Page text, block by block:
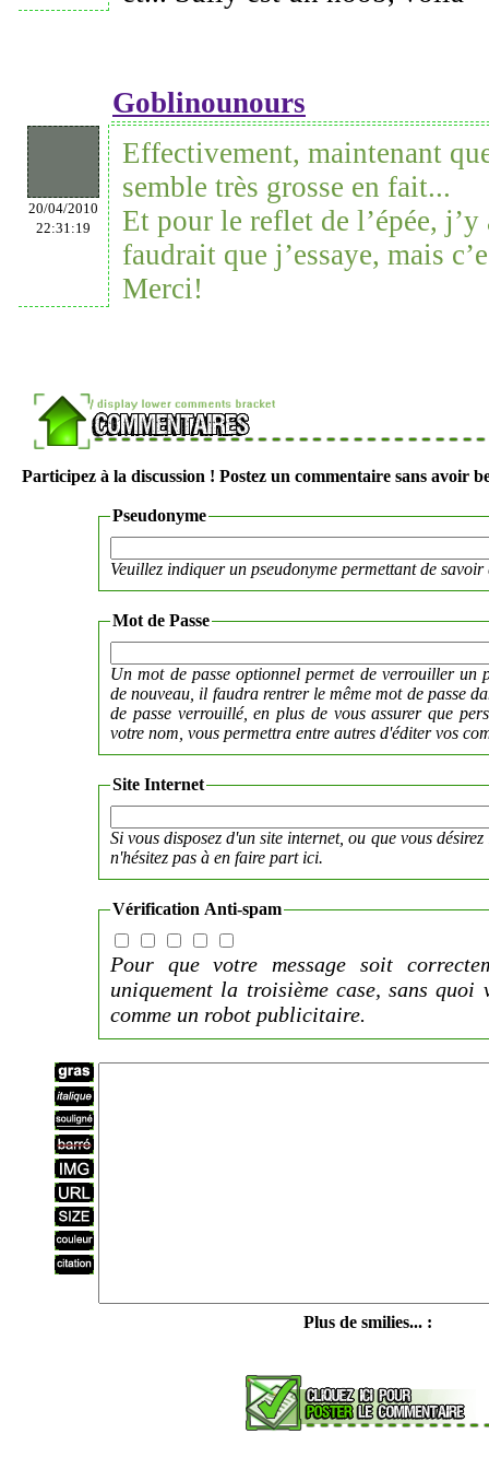
Goblinounours
20/04/2010
22:31:19
Effectivement, maintenant
semble très grosse en fait...
Et pour le reflet de l’épée, j’y
faudrait que j’essaye, mais
Merci!
Participez à la discussion ! Postez un commentaire sans avoir
Pseudonyme
Veuillez indiquer un pseudonyme permettant de savoir
Mot de Passe
Un mot de passe optionnel permet de verrouiller un
de nouveau, il faudra rentrer le même mot de passe
de passe verrouillé, en plus de vous assurer que
votre nom, vous permettra entre autres d'éditer vos
Site Internet
Si vous disposez d'un site internet, ou que vous
n'hésitez pas à en faire part ici.
Vérification Anti-spam
Pour que votre message soit
uniquement la troisième case, sans quoi
comme un robot publicitaire.
Plus de smilies... :